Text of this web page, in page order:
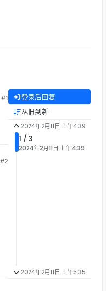
#1
#2
登录后回复
从旧到新
2024年2月11日 上午4:39
1 / 3
2024年2月11日 上午4:39
2024年2月11日 上午5:35